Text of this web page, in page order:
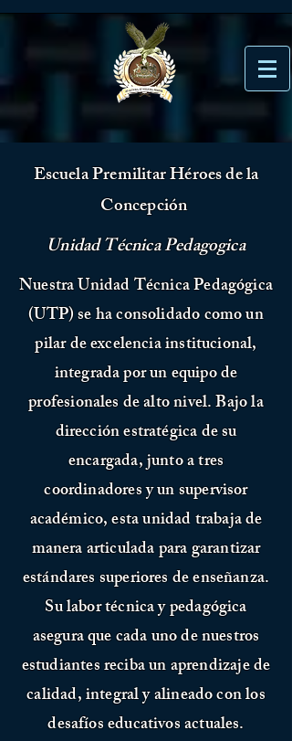
Escuela Premilitar Héroes de la
Concepción
Unidad Técnica Pedagogica
Nuestra Unidad Técnica Pedagógica
(UTP) se ha consolidado como un
pilar de excelencia institucional,
integrada por un equipo de
profesionales de alto nivel. Bajo la
dirección estratégica de su
encargada, junto a tres
coordinadores y un supervisor
académico, esta unidad trabaja de
manera articulada para garantizar
estándares superiores de enseñanza.
Su labor técnica y pedagógica
asegura que cada uno de nuestros
estudiantes reciba un aprendizaje de
calidad, integral y alineado con los
desafíos educativos actuales.